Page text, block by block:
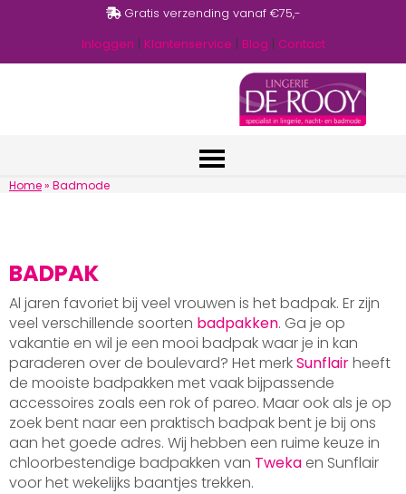
Gratis verzending vanaf €75,-
Inloggen | Klantenservice | Blog | Contact
Home» Badmode
BADPAK
Al jaren favoriet bij veel vrouwen is het badpak. Er zijn
veel verschillende soorten badpakken. Ga je op
vakantie en wil je een mooi badpak waar je in kan
paraderen over de boulevard? Het merkSunflairheeft
de mooiste badpakken met vaak bijpassende
accessoires zoals een rok of pareo. Maar ook als je op
zoek bent naar een praktisch badpak bent je bij ons
aan het goede adres. Wij hebben een ruime keuze in
chloorbestendige badpakken van Tweka en Sunflair
voor het wekelijks baantjes trekken.